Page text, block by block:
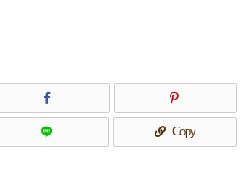
Copy